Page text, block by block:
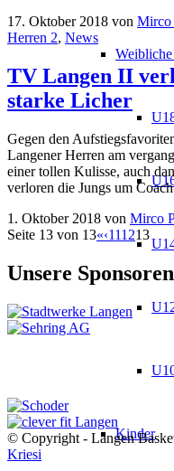
Weibliche
Kinder
17. Oktober 2018 von Mirco
Herren 2, News
TV Langen II
starke Licher
Gegen den
Langener Herren am
einer tollen Kulisse, auch
verloren die Jungs um
1. Oktober 2018 von Mirco
Seite 13 von 13«‹111213
Unsere
© Copyright - Langen
Kriesi